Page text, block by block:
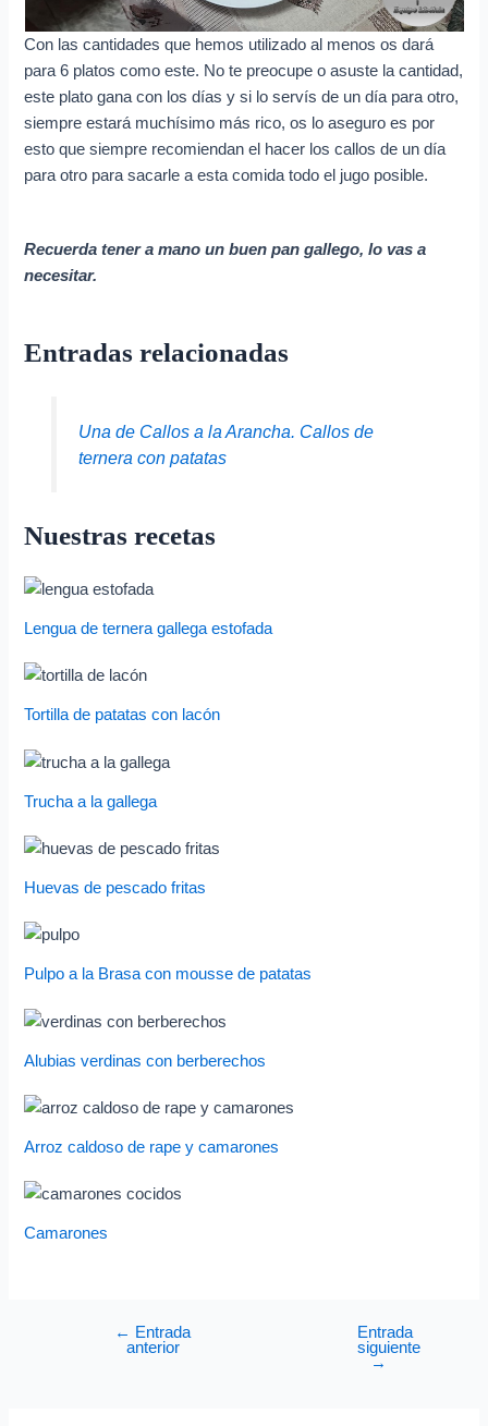
Con las cantidades que hemos utilizado al menos os dará
para 6 platos como este. No te preocupe o asuste la cantidad,
este plato gana con los días y si lo servís de un día para otro,
siempre estará muchísimo más rico, os lo aseguro es por
esto que siempre recomiendan el hacer los callos de un día
para otro para sacarle a esta comida todo el jugo posible.
Recuerda tener a mano un buen pan gallego, lo vas a
necesitar.
Entradas relacionadas
Una de Callos a la Arancha. Callos de
ternera con patatas
Nuestras recetas
Lengua de ternera gallega estofada
Tortilla de patatas con lacón
Trucha a la gallega
Huevas de pescado fritas
Pulpo a la Brasa con mousse de patatas
Alubias verdinas con berberechos
Arroz caldoso de rape y camarones
Camarones
← Entrada
anterior
Entrada
siguiente
→